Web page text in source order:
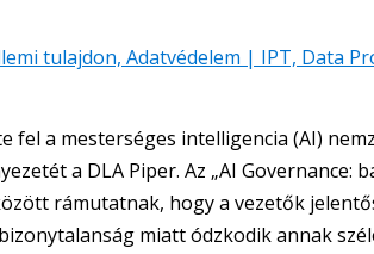
tulajdon, Adatvédelem | IPT, Data
fel a mesterséges intelligencia (AI)
a DLA Piper. Az „AI Governance:
rámutatnak, hogy a vezetők
miatt ódzkodik annak